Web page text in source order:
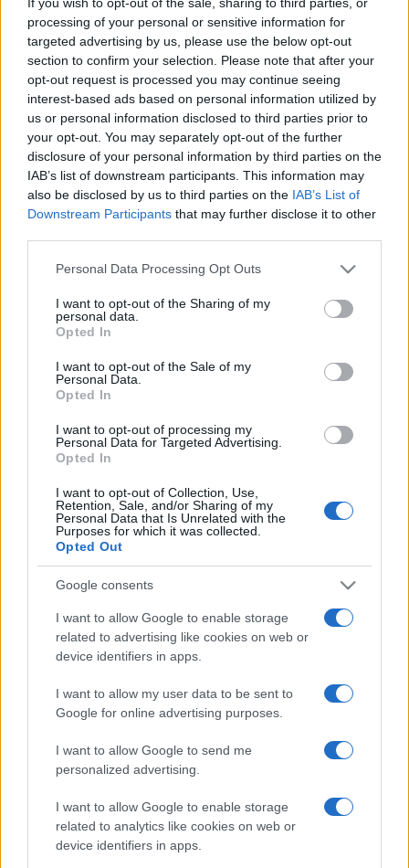
processing of your personal or sensitive information for
targeted advertising by us, please use the below opt-out
section to confirm your selection. Please note that after your
opt-out request is processed you may continue seeing
interest-based ads based on personal information utilized by
us or personal information disclosed to third parties prior to
your opt-out. You may separately opt-out of the further
disclosure of your personal information by third parties on the
IAB’s list of downstream participants. This information may
also be disclosed by us to third parties on the IAB’s List of
Downstream Participants that may further disclose it to other
Please note that this website/app uses one or more Google
not limited to your visit or usage behaviour. You may click to
grant or deny consent to Google and its third-party tags to
use your data for below specified purposes in below Google
consent section.
Personal Data Processing Opt Outs
I want to opt-out of the Sharing of my
personal data.
Opted In
I want to opt-out of the Sale of my
Personal Data.
Opted In
I want to opt-out of processing my
Personal Data for Targeted Advertising.
Opted In
I want to opt-out of Collection, Use,
Retention, Sale, and/or Sharing of my
Personal Data that Is Unrelated with the
Purposes for which it was collected.
Opted Out
Google consents
I want to allow Google to enable storage
related to advertising like cookies on web or
device identifiers in apps.
I want to allow my user data to be sent to
Google for online advertising purposes.
I want to allow Google to send me
personalized advertising.
I want to allow Google to enable storage
related to analytics like cookies on web or
device identifiers in apps.
A Szarajevói Filmfesztivált augusztus 15-től 22-ig rendezik
meg.
EZ IS ÉRDEKELHETI
EZEN A NAPON TÖRTÉNT
Július 22-én történt
„Minden napot úgy kellene kezdenünk, mintha a csecsemő
és haldokló egyszerre pillantana ki a szemünkből. Így talán
megértenénk valamit abból, amit szüntelenül s okosan
igyekszünk megmagyarázni magunknak” – fogalmazta a
2001. július 22-én elhunyt Kossuth-díjas író, Mészöly Miklós,
aki a hatvanas évektől vált a modern magyar próza
meghatározó alakjává. A Széchenyi Irodalmi és Művészeti
Akadémia alapító tagjának legismertebb művei közé
tartozik a Saulus, a Magasiskola, Az atléta halála, a Film, a
Megbocsátás, valamint a Pontos történetek útközben.